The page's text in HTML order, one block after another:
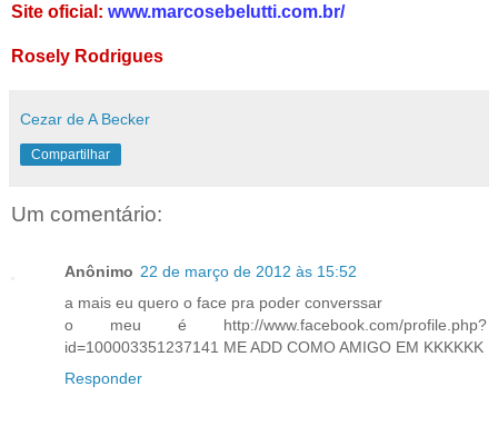
Site oficial: www.marcosebelutti.com.br/
Rosely Rodrigues
Cezar de A Becker
Compartilhar
Um comentário:
Anônimo 22 de março de 2012 às 15:52
a mais eu quero o face pra poder converssar
o meu é http://www.facebook.com/profile.php?
id=100003351237141 ME ADD COMO AMIGO EM KKKKKK
Responder